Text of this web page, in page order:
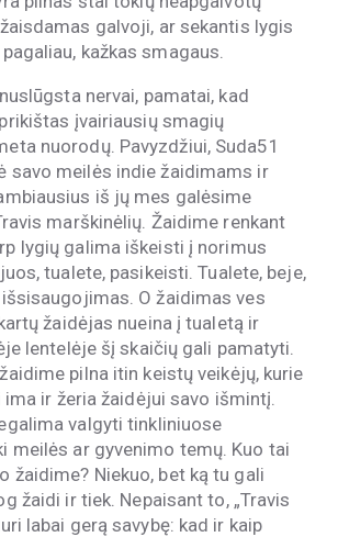
galvoji, ar sekantis lygis
kažkas smagaus.
nervai, pamatai, kad
įvairiausių smagių
nuorodų. Pavyzdžiui, Suda51
savo meilės indie žaidimams ir
iš jų mes galėsime
marškinėlių. Žaidime renkant
lygių galima iškeisti į norimus
tualete, pasikeisti. Tualete, beje,
O žaidimas ves
žaidėjas nueina į tualetą ir
lentelėje šį skaičių gali pamatyti.
pilna itin keistų veikėjų, kurie
ir žeria žaidėjui savo išmintį.
valgyti tinkliniuose
meilės ar gyvenimo temų. Kuo tai
žaidime? Niekuo, bet ką tu gali
žaidi ir tiek. Nepaisant to, „Travis
labai gerą savybę: kad ir kaip